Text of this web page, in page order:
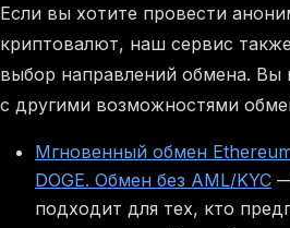
Если вы хотите провести
криптовалют, наш сервис
выбор направлений обмена. Вы
с другими возможностями
Мгновенный обмен
DOGE. Обмен без AML/KYC
подходит для тех, кто